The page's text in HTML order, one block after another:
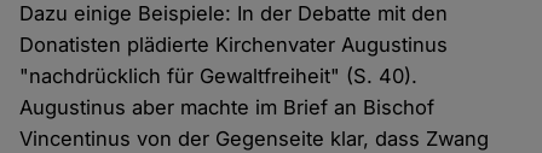
Dazu einige Beispiele: In der Debatte mit den
Donatisten plädierte Kirchenvater Augustinus
"nachdrücklich für Gewaltfreiheit" (S. 40).
Augustinus aber machte im Brief an Bischof
Vincentinus von der Gegenseite klar, dass Zwang